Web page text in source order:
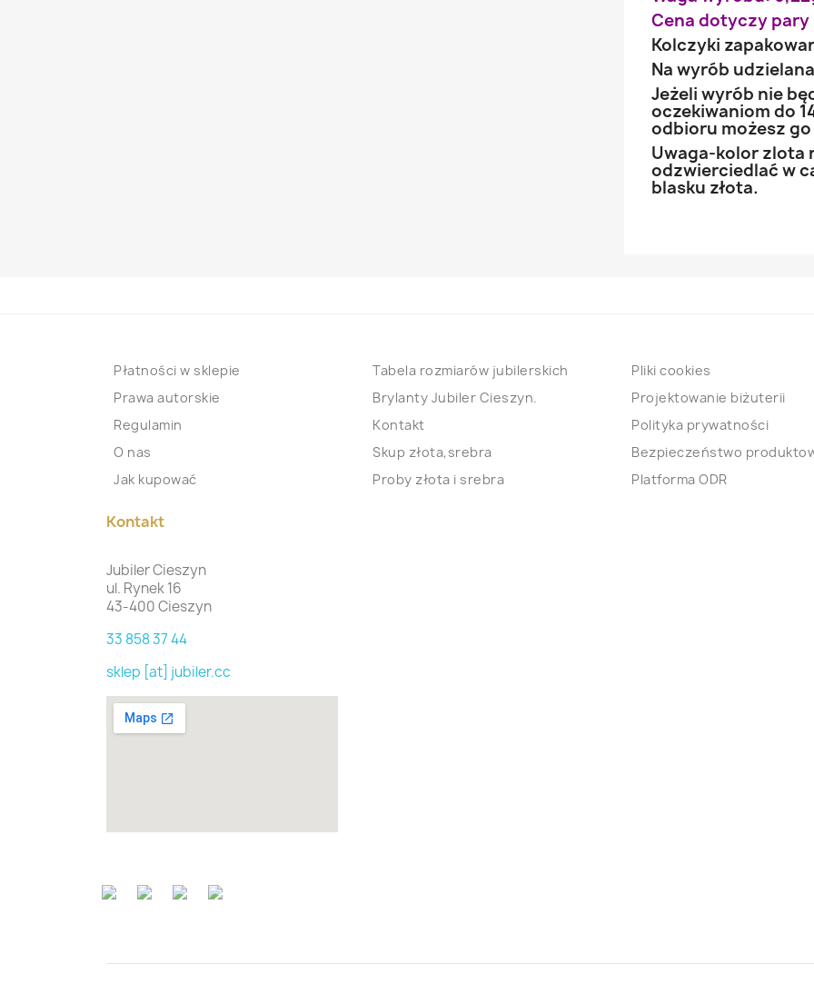
Cena dotyczy
Kolczyki
Na wyrób
Jeżeli wyrób nie
oczekiwaniom do
odbioru możesz
Uwaga-kolor zlota
odzwierciedlać w
blasku złota.
Płatności w sklepie
Prawa autorskie
Regulamin
O nas
Jak kupować
Tabela rozmiarów jubilerskich
Brylanty Jubiler Cieszyn.
Kontakt
Skup złota,srebra
Proby złota i srebra
Pliki cookies
Projektowanie biżuterii
Polityka prywatności
Bezpieczeństwo
Platforma ODR
Kontakt
Jubiler Cieszyn
ul. Rynek 16
43-400 Cieszyn
33 858 37 44
sklep [at] jubiler.cc